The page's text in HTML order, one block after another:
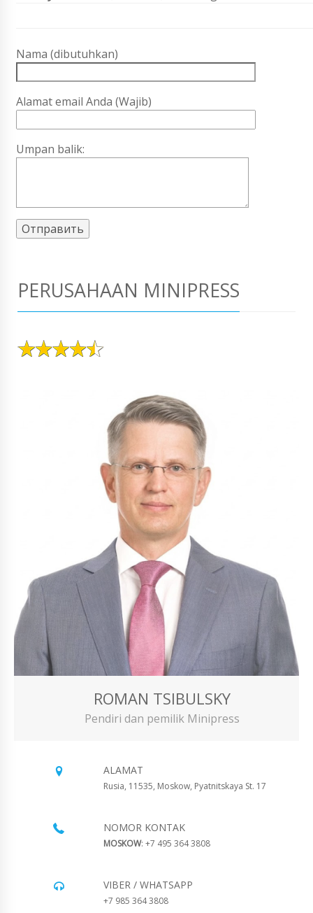
Nama (dibutuhkan)
Alamat email Anda (Wajib)
Umpan balik:
PERUSAHAAN MINIPRESS
ROMAN TSIBULSKY
Pendiri dan pemilik Minipress
ALAMAT
Rusia, 11535, Moskow, Pyatnitskaya St. 17
NOMOR KONTAK
MOSKOW: +7 495 364 3808
VIBER / WHATSAPP
+7 985 364 3808